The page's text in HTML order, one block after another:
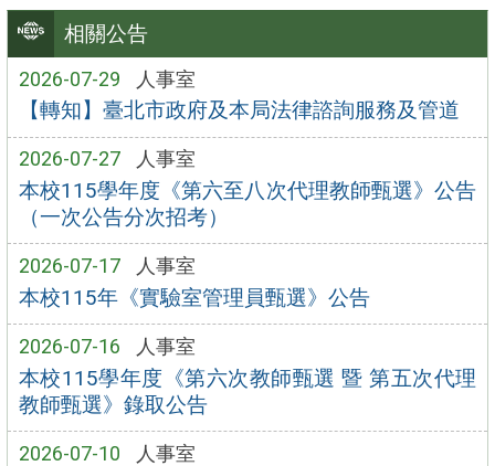
相關公告
2026-07-29 人事室
【轉知】臺北市政府及本局法律諮詢服務及管道
2026-07-27 人事室
本校115學年度《第六至八次代理教師甄選》公告
（一次公告分次招考）
2026-07-17 人事室
本校115年《實驗室管理員甄選》公告
2026-07-16 人事室
本校115學年度《第六次教師甄選 暨 第五次代理
教師甄選》錄取公告
2026-07-10 人事室